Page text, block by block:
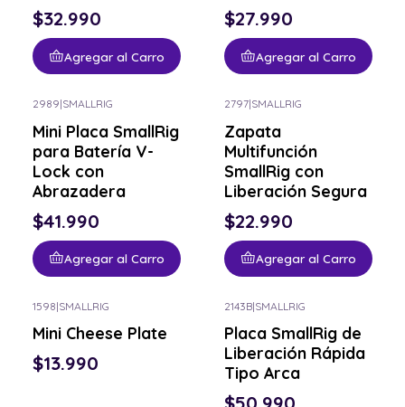
$32.990
Agregar al Carro
$27.990
Agregar al Carro
2989|SMALLRIG
Mini Placa SmallRig
para Batería V-
Lock con
Abrazadera
$41.990
Agregar al Carro
2797|SMALLRIG
Zapata
Multifunción
SmallRig con
Liberación Segura
$22.990
Agregar al Carro
1598|SMALLRIG
Mini Cheese Plate
$13.990
2143B|SMALLRIG
Placa SmallRig de
Liberación Rápida
Tipo Arca